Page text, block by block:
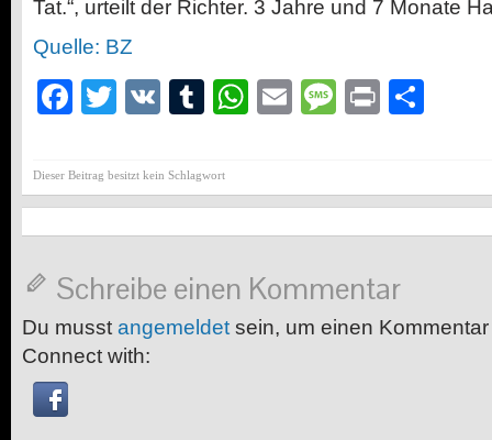
Tat.“, urteilt der Richter. 3 Jahre und 7 Monate
Quelle: BZ
Facebook
Twitter
VK Tumblr
WhatsApp
EmailMessage
Print
Dieser Beitrag besitzt kein Schlagwort
Schreibe einen Kommentar
Du musst angemeldet sein, um einen
Connect with: